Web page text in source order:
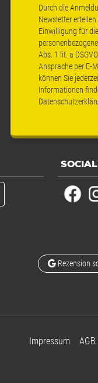
Durch die
Newsletter erteilen
Einwilligung für
Abs. 1 lit. a
Ansprache per E-
können Sie
Informationen
Rezension
Impressum AGB